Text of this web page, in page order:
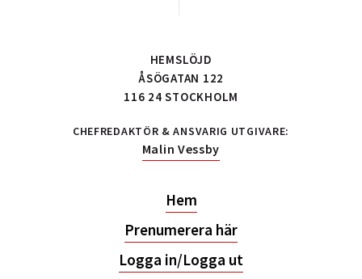
HEMSLÖJD
ÅSÖGATAN 122
116 24 STOCKHOLM
CHEFREDAKTÖR & ANSVARIG UTGIVARE:
Malin Vessby
Hem
Prenumerera här
Logga in/Logga ut